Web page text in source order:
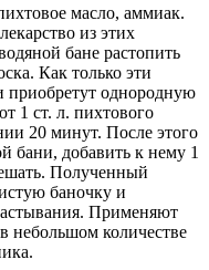
масло, аммиак.
из этих
бане растопить
Как только эти
однородную
1 ст. л. пихтового
20 минут. После этого
бани, добавить к нему 1
Полученный
баночку и
Применяют
небольшом количестве